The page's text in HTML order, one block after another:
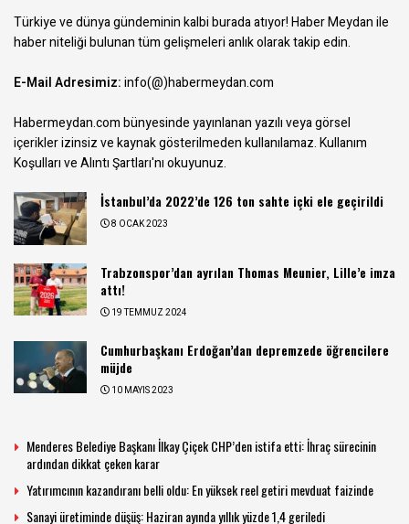
Türkiye ve dünya gündeminin kalbi burada atıyor! Haber Meydan ile
haber niteliği bulunan tüm gelişmeleri anlık olarak takip edin.
E-Mail Adresimiz:info(@)habermeydan.com
Habermeydan.com bünyesinde yayınlanan yazılı veya görsel
içerikler izinsiz ve kaynak gösterilmeden kullanılamaz.Kullanım
Koşulları ve Alıntı Şartları'nı okuyunuz.
İstanbul’da 2022’de 126 ton sahte içki ele geçirildi
8 OCAK 2023
Trabzonspor’dan ayrılan Thomas Meunier, Lille’e imza
attı!
19 TEMMUZ 2024
Cumhurbaşkanı Erdoğan’dan depremzede öğrencilere
müjde
10 MAYIS 2023
Menderes Belediye Başkanı İlkay Çiçek CHP’den istifa etti: İhraç sürecinin
ardından dikkat çeken karar
Yatırımcının kazandıranı belli oldu: En yüksek reel getiri mevduat faizinde
Sanayi üretiminde düşüş: Haziran ayında yıllık yüzde 1,4 geriledi